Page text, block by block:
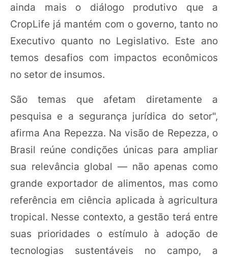
ainda mais o diálogo produtivo que a
CropLife já mantém com o governo, tanto no
Executivo quanto no Legislativo. Este ano
temos desafios com impactos econômicos
no setor de insumos.
São temas que afetam diretamente a
pesquisa e a segurança jurídica do setor",
afirma Ana Repezza. Na visão de Repezza, o
Brasil reúne condições únicas para ampliar
sua relevância global — não apenas como
grande exportador de alimentos, mas como
referência em ciência aplicada à agricultura
tropical. Nesse contexto, a gestão terá entre
suas prioridades o estímulo à adoção de
tecnologias sustentáveis no campo, a